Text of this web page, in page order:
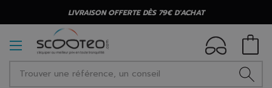
LIVRAISON OFFERTE DÈS 79€ D'ACHAT